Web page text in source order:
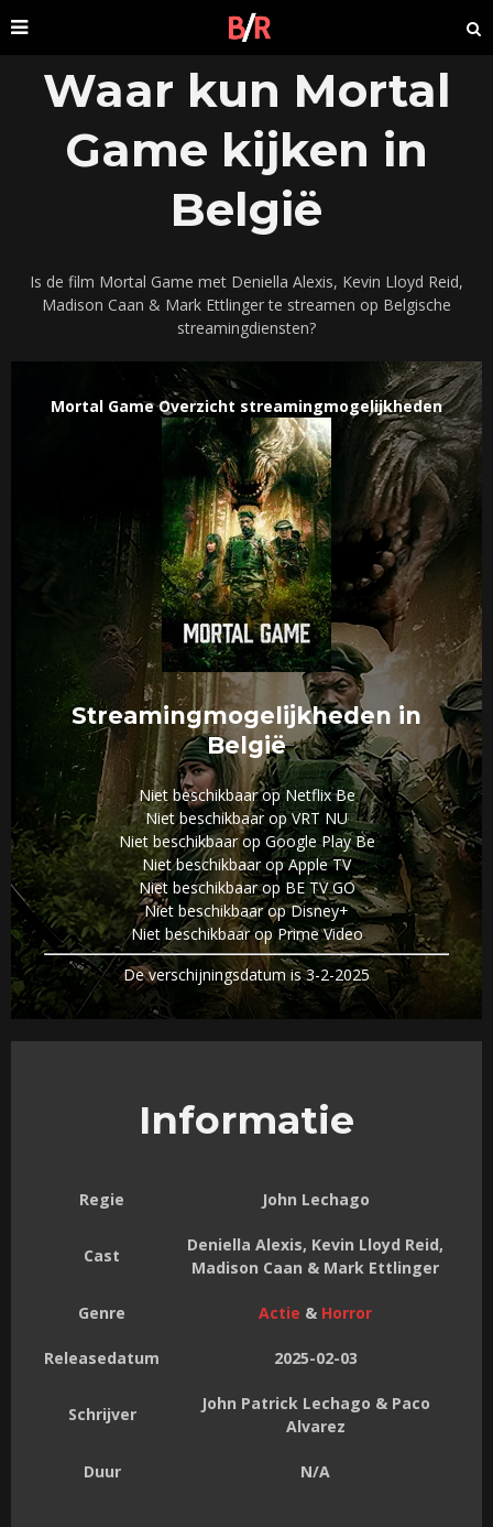
Waar kun Mortal
Game kijken in
België
Is de film Mortal Game met Deniella Alexis, Kevin Lloyd Reid,
Madison Caan & Mark Ettlinger te streamen op Belgische
streamingdiensten?
Mortal Game Overzicht streamingmogelijkheden
Streamingmogelijkheden in
België
Niet beschikbaar op Netflix Be
Niet beschikbaar op VRT NU
Niet beschikbaar op Google Play Be
Niet beschikbaar op Apple TV
Niet beschikbaar op BE TV GO
Niet beschikbaar op Disney+
Niet beschikbaar op Prime Video
De verschijningsdatum is 3-2-2025
Informatie
Regie John Lechago
Cast
Deniella Alexis, Kevin Lloyd Reid,
Madison Caan & Mark Ettlinger
Genre Actie & Horror
Releasedatum 2025-02-03
Schrijver
John Patrick Lechago & Paco
Alvarez
Duur N/A